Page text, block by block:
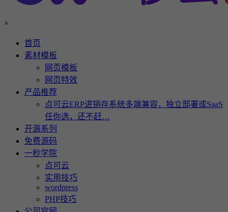
×
首页
素材模板
网页模板
网页特效
产品推荐
点可云ERP进销存系统多端兼容，独立部署或SaaS
任你选，还不赶…
开源系列
免费源码
一秒学院
点可云
实用技巧
wordpress
PHP技巧